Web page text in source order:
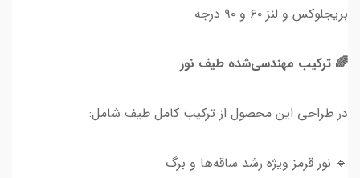
بریجلوکس و لنز ۶۰ و ۹۰ درجه
🌈 ترکیب مهندسی‌شده طیف نور
در طراحی این محصول از ترکیب کامل طیف شامل:
🔹 نور قرمز ویژه رشد ساقه‌ها و برگ